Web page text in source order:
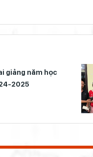
giảng năm học
2025